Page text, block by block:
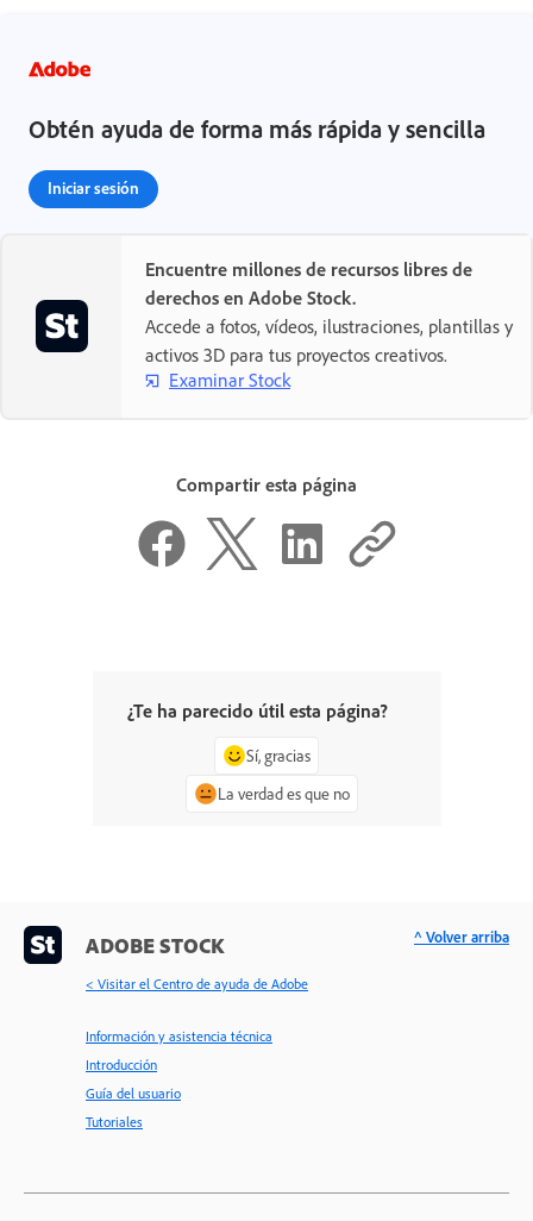
Obtén ayuda de forma más rápida y sencilla
Iniciar sesión
¿Nuevo usuario?
Crear una cuenta ›
Encuentre millones de recursos libres de
derechos en Adobe Stock.
Accede a fotos, vídeos, ilustraciones, plantillas y
activos 3D para tus proyectos creativos.
Examinar Stock
Compartir esta página
¿Te ha parecido útil esta página?
Sí, gracias
La verdad es que no
ADOBE STOCK
< Visitar el Centro de ayuda de Adobe
Información y asistencia técnica
Introducción
Guía del usuario
Tutoriales
^ Volver arriba